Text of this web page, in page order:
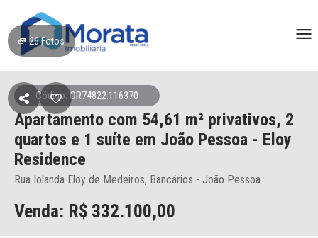
26Fotos
Código: OR74822:116370
Apartamento com 54,61 m² privativos, 2
quartos e 1 suíte em João Pessoa - Eloy
Residence
Rua Iolanda Eloy de Medeiros, Bancários - João Pessoa
Venda: R$ 332.100,00